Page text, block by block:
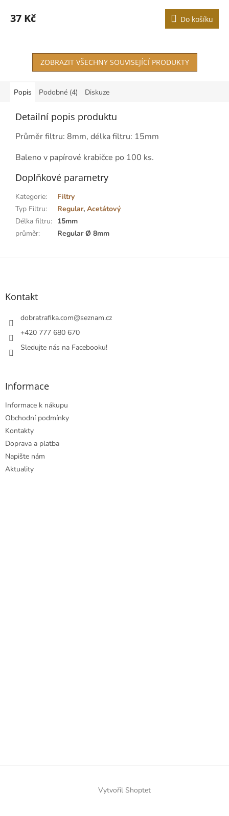
37 Kč Do košíku
ZOBRAZIT VŠECHNY SOUVISEJÍCÍ PRODUKTY
Popis Podobné (4) Diskuze
Detailní popis produktu
Průměr filtru: 8mm, délka filtru: 15mm
Baleno v papírové krabičce po 100 ks.
Doplňkové parametry
Kategorie:
Filtry
Typ Filtru: Regular, Acetátový
Délka filtru: 15mm
průměr: Regular Ø 8mm
Z
Kontakt
dobratrafika.com@seznam.cz
+420 777 680 670
Sledujte nás na Facebooku!
Informace
Informace k nákupu
Obchodní podmínky
Kontakty
Doprava a platba
Napište nám
Aktuality
Vytvořil Shoptet